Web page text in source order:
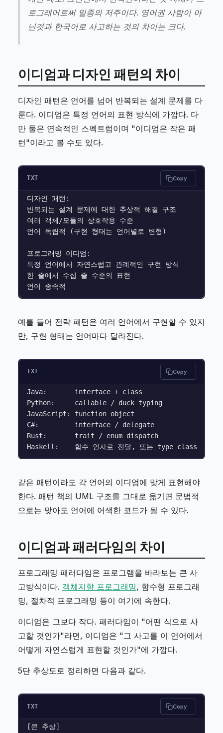
로그래머로써 일종의 저주이다. 영어권 사람이 아
닌것과 한국어로 사고하는 것의 차이는 크다.
이디엄과 디자인 패턴의 차이
디자인 패턴은 언어를 넘어 반복되는 설계 문제를 다
룬다. 이디엄은 특정 언어의 표현 방식에 가깝다. 다
만 둘은 연속적인 스펙트럼이며 "이디엄은 작은 패
턴"이라고 볼 수도 있다.
TXT Copy
디자인 패턴:
반복되는 설계 문제에 대한 추상적 해결 구조
여러 객체/모듈의 상호작용 수준
언어 독립적 (구현 형태는 언어별로 변형)
프로그래밍 이디엄:
특정 언어에서 자연스럽고 관례적인 구현 방식
한 줄에서 수십 줄 수준의 표현
예를 들어 전략 패턴은 여러 언어에서 구현할 수 있지
만, 구현 형태는 언어마다 달라진다.
TXT Copy
Java:       interface + class
Python:     callable / duck typing
JavaScript: function object
C#:         interface / delegate
Rust:       trait / enum dispatch
같은 패턴이라도 각 언어의 이디엄에 맞게 표현해야
한다. 패턴 책의 UML 구조를 그대로 옮기면 문법적
으로는 맞아도 언어에 어색한 코드가 될 수 있다.
이디엄과 패러다임의 차이
프로그래밍 패러다임은 프로그램을 바라보는 큰 사
고방식이다. 객체지향 프로그래밍, 함수형 프로그래
밍, 절차적 프로그래밍 등이 여기에 속한다.
이디엄은 그보다 작다. 패러다임이 "어떤 식으로 사
고할 것인가"라면, 이디엄은 "그 사고를 이 언어에서
어떻게 자연스럽게 표현할 것인가"에 가깝다.
5단 추상도로 정리하면 다음과 같다.
TXT Copy
[큰 추상]